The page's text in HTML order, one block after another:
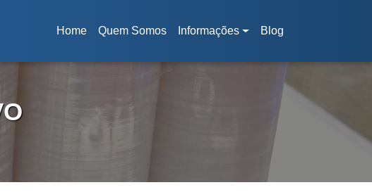
Home
(current)
Quem Somos Informações Blog